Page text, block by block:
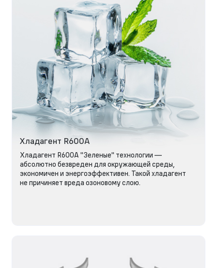
Хладагент R600A
Хладагент R600A "Зеленые" технологии —
абсолютно безвреден для окружающей среды,
экономичен и энергоэффективен. Такой хладагент
не причиняет вреда озоновому слою.